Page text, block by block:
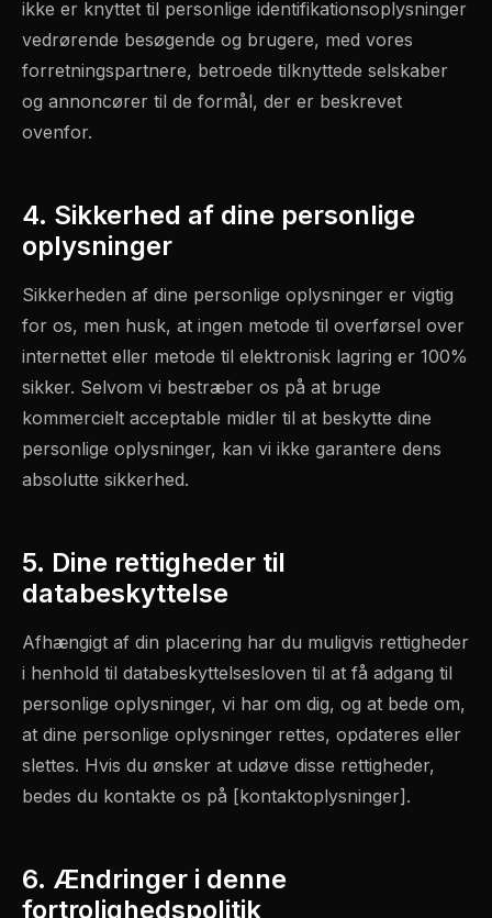
ikke er knyttet til personlige identifikationsoplysninger
vedrørende besøgende og brugere, med vores
forretningspartnere, betroede tilknyttede selskaber
og annoncører til de formål, der er beskrevet
ovenfor.
4. Sikkerhed af dine personlige
oplysninger
Sikkerheden af dine personlige oplysninger er vigtig
for os, men husk, at ingen metode til overførsel over
internettet eller metode til elektronisk lagring er 100%
sikker. Selvom vi bestræber os på at bruge
kommercielt acceptable midler til at beskytte dine
personlige oplysninger, kan vi ikke garantere dens
absolutte sikkerhed.
5. Dine rettigheder til
databeskyttelse
Afhængigt af din placering har du muligvis rettigheder
i henhold til databeskyttelsesloven til at få adgang til
personlige oplysninger, vi har om dig, og at bede om,
at dine personlige oplysninger rettes, opdateres eller
slettes. Hvis du ønsker at udøve disse rettigheder,
bedes du kontakte os på [kontaktoplysninger].
6. Ændringer i denne
fortrolighedspolitik